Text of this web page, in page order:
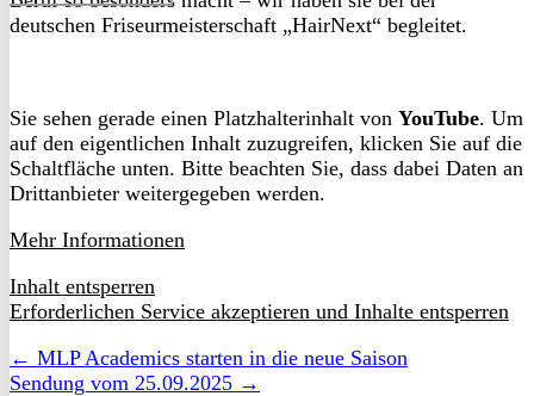
deutschen Friseurmeisterschaft „HairNext“ begleitet.
Sie sehen gerade einen Platzhalterinhalt von YouTube. Um
auf den eigentlichen Inhalt zuzugreifen, klicken Sie auf die
Schaltfläche unten. Bitte beachten Sie, dass dabei Daten an
Drittanbieter weitergegeben werden.
Mehr Informationen
Inhalt entsperren
Erforderlichen Service akzeptieren und Inhalte entsperren
← MLP Academics starten in die neue Saison
Sendung vom 25.09.2025 →